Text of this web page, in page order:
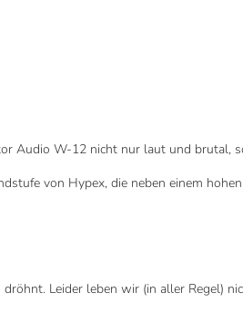
Audio W-12 nicht nur laut und brutal,
von Hypex, die neben einem
Leider leben wir (in aller Regel)